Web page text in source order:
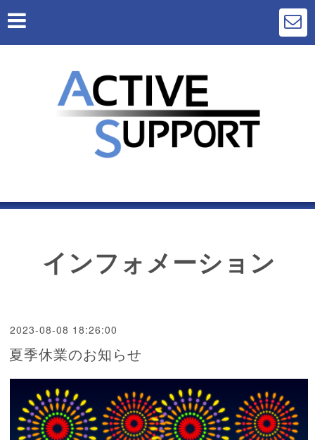
インフォメーション
2023-08-08 18:26:00
夏季休業のお知らせ